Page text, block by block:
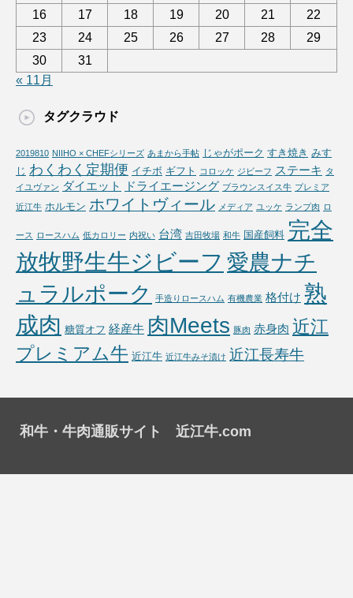
16
17 18 19 20 21
22
23
24 25 26 27 28
29
30
31
« 11月
タグクラウド
2019810 NIIHO × CHEFシリーズ あまから手帖 じゃがポーク すき焼き みす
じ わくわく定期便 イチボ ギフト コロッケ ジビーフ ステーキ タ
イユヴァン ダイエット ドライエージング ブラウンスイス牛 プレミア
近江牛 ホルモン ホワイトヴィール メディア ユッケ ランプ肉 ロ
ース ロースハム 低カロリー 内祝い 台湾 吉田牧場 和牛 国産飼料 完全
放牧野生牛ジビーフ 愛農ナチ
ュラルポーク
手造りロースハム 有機農業 格付け 熟
成肉 糖質オフ 経産牛 肉Meets 豚肉 赤身肉 近江
プレミアム牛 近江牛 近江牛みそ漬け 近江長寿牛
和牛・牛肉通販サイト 近江牛.com